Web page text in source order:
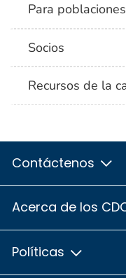
Para
Socios
Recursos de la
Contáctenos
Acerca de los
Políticas